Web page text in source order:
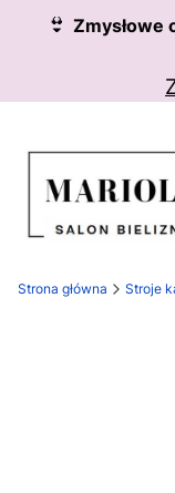
👙 Zmysłowe
Strona główna Stroje